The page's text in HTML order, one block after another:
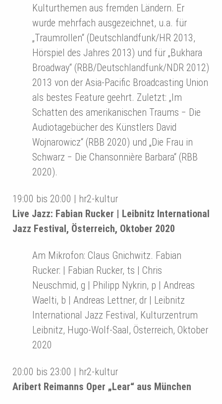
Kulturthemen aus fremden Ländern. Er
wurde mehrfach ausgezeichnet, u.a. für
„Traumrollen“ (Deutschlandfunk/HR 2013,
Hörspiel des Jahres 2013) und für „Bukhara
Broadway“ (RBB/Deutschlandfunk/NDR 2012)
2013 von der Asia-Pacific Broadcasting Union
als bestes Feature geehrt. Zuletzt: „Im
Schatten des amerikanischen Traums − Die
Audiotagebücher des Künstlers David
Wojnarowicz“ (RBB 2020) und „Die Frau in
Schwarz − Die Chansonnière Barbara“ (RBB
2020).
19:00 bis 20:00 | hr2-kultur
Live Jazz: Fabian Rucker | Leibnitz International
Jazz Festival, Österreich, Oktober 2020
Am Mikrofon: Claus Gnichwitz. Fabian
Rucker: | Fabian Rucker, ts | Chris
Neuschmid, g | Philipp Nykrin, p | Andreas
Waelti, b | Andreas Lettner, dr | Leibnitz
International Jazz Festival, Kulturzentrum
Leibnitz, Hugo-Wolf-Saal, Österreich, Oktober
2020
20:00 bis 23:00 | hr2-kultur
Aribert Reimanns Oper „Lear“ aus München